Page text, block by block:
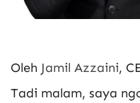
Oleh Jamil Azzaini,
Tadi malam, saya